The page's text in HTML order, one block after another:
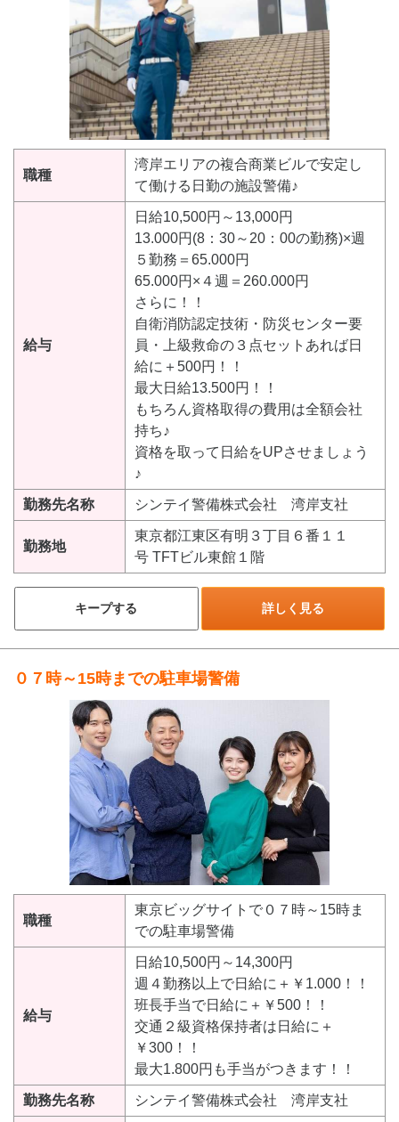
職種
湾岸エリアの複合商業ビルで安定し
て働ける日勤の施設警備♪
給与
日給10,500円～13,000円
13.000円(8：30～20：00の勤務)×週
５勤務＝65.000円
65.000円×４週＝260.000円
さらに！！
自衛消防認定技術・防災センター要
員・上級救命の３点セットあれば日
給に＋500円！！
最大日給13.500円！！
もちろん資格取得の費用は全額会社
持ち♪
資格を取って日給をUPさせましょう
♪
勤務先名称 シンテイ警備株式会社 湾岸支社
勤務地
東京都江東区有明３丁目６番１１
号 TFTビル東館１階
キープする 詳しく見る
０７時～15時までの駐車場警備
職種
東京ビッグサイトで０７時～15時ま
での駐車場警備
給与
日給10,500円～14,300円
週４勤務以上で日給に＋￥1.000！！
班長手当で日給に＋￥500！！
交通２級資格保持者は日給に＋
￥300！！
最大1.800円も手当がつきます！！
勤務先名称 シンテイ警備株式会社 湾岸支社